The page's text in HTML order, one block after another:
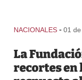
NACIONALES - 01
La
recortes en